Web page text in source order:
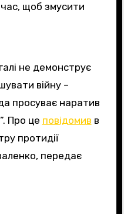
щоб змусити
війну –
просуває наратив
Про це повідомив в
протидії
передає